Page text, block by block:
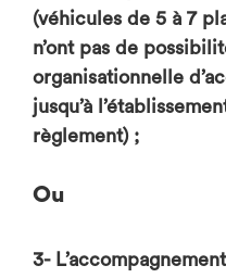
(véhicules de 5 à 7
n’ont pas de
organisationnelle
jusqu’à
règlement) ;
Ou
3-